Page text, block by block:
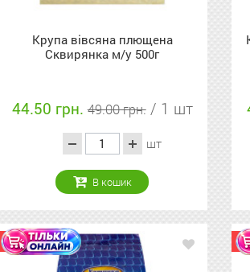
Крупа вівсяна плющена
Сквирянка м/у 500г
44.50 грн.49.00 грн. / 1 шт
шт
В кошик
Акція